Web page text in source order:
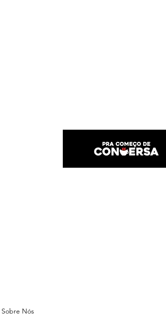
Sobre Nós